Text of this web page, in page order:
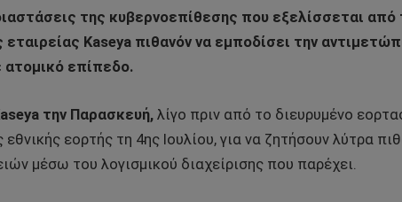
της κυβερνοεπίθεσης που εξελίσσεται από
Kaseya πιθανόν να εμποδίσει την
επίπεδο.
την Παρασκευή, λίγο πριν από το διευρυμένο
εορτής τη 4ης Ιουλίου, για να ζητήσουν λύτρα
μέσω του λογισμικού διαχείρισης που παρέχει.